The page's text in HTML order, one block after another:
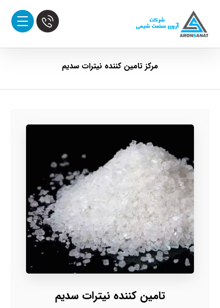
مرکز تامین کننده نیترات سدیم
تامین کننده نیترات سدیم